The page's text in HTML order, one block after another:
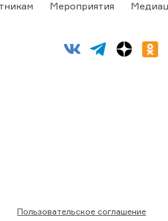
Мероприятия
Пользовательское соглашение